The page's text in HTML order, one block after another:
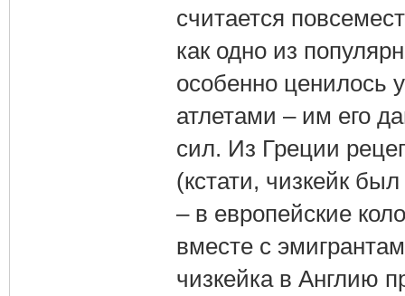
считается
как одно из
особенно ценилось
атлетами – им его
сил. Из Греции
(кстати, чизкейк
– в европейские
вместе с
чизкейка в Англию